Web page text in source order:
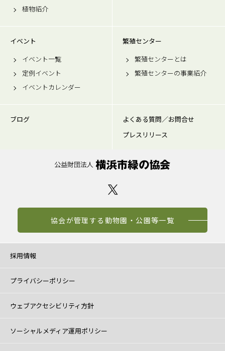
植物紹介
イベント
イベント一覧
定例イベント
イベントカレンダー
繁殖センター
繁殖センターとは
繁殖センターの事業紹介
ブログ
よくある質問／お問合せ
プレスリリース
協会が管理する動物園・公園等一覧
採用情報
プライバシーポリシー
ウェブアクセシビリティ方針
ソーシャルメディア運用ポリシー